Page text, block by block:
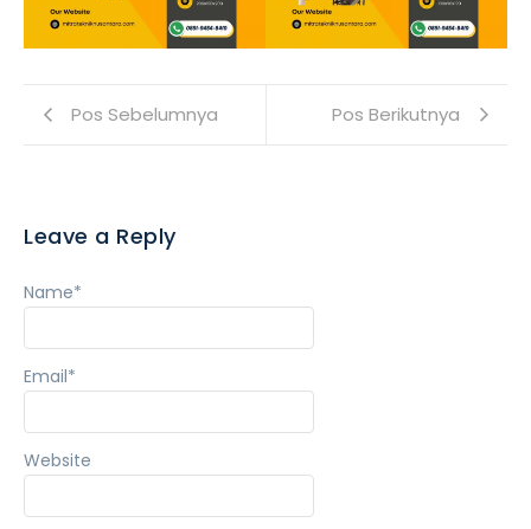
Pos Sebelumnya Pos Berikutnya
Leave a Reply
Name*
Email*
Website